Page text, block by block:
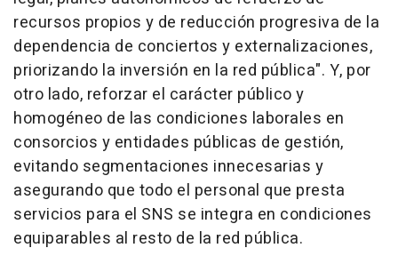
recursos propios y de reducción progresiva de la
dependencia de conciertos y externalizaciones,
priorizando la inversión en la red pública". Y, por
otro lado, reforzar el carácter público y
homogéneo de las condiciones laborales en
consorcios y entidades públicas de gestión,
evitando segmentaciones innecesarias y
asegurando que todo el personal que presta
servicios para el SNS se integra en condiciones
equiparables al resto de la red pública.